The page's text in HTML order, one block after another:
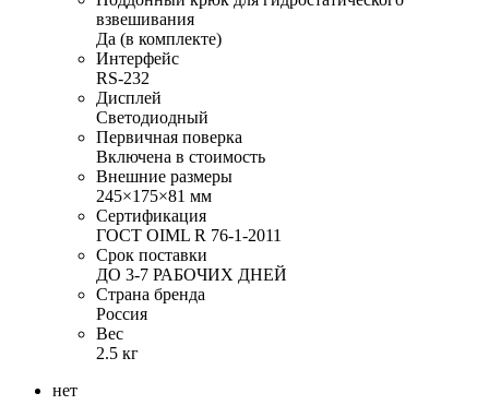
взвешивания
Да (в комплекте)
Интерфейс
RS-232
Дисплей
Светодиодный
Первичная поверка
Включена в стоимость
Внешние размеры
245×175×81 мм
Сертификация
ГОСТ OIML R 76-1-2011
Срок поставки
ДО 3-7 РАБОЧИХ ДНЕЙ
Страна бренда
Россия
Вес
2.5 кг
нет